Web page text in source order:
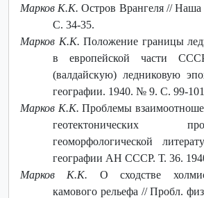
Марков К.К. Остров Врангеля //
С. 34-35.
Марков К.К. Положение границы
в европейской части
(валдайскую) ледниковую
географии. 1940. № 9. С. 99-
Марков К.К. Проблемы
геотектонических
геоморфологической
географии АН СССР. Т. 36.
Марков К.К. О сходстве
камового рельефа // Пробл.